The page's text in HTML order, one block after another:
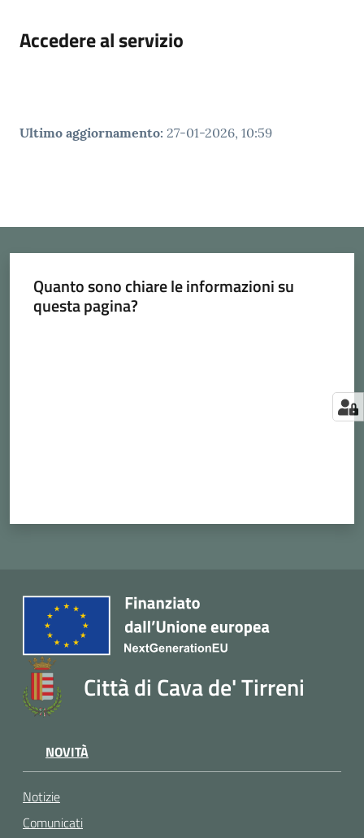
Accedere al servizio
Ultimo aggiornamento: 27-01-2026, 10:59
Quanto sono chiare le informazioni su
questa pagina?
Città di Cava de' Tirreni
NOVITÀ
Notizie
Comunicati